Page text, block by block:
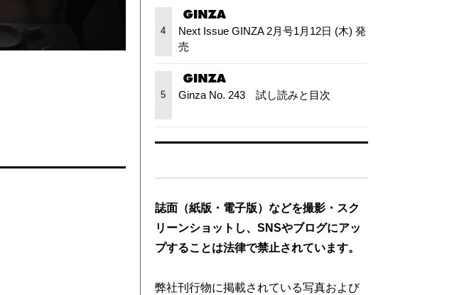
4
Next Issue GINZA 2月号1月12日 (木) 発
売
5 Ginza No. 243 試し読みと目次
誌面（紙版・電子版）などを撮影・スク
リーンショットし、SNSやブログにアッ
プすることは法律で禁止されています。
弊社刊行物に掲載されている写真および